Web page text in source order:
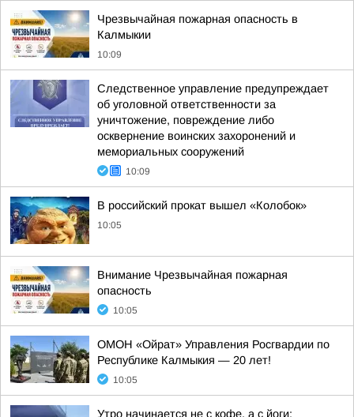
Чрезвычайная пожарная опасность в
Калмыкии
10:09
Следственное управление предупреждает
об уголовной ответственности за
уничтожение, повреждение либо
осквернение воинских захоронений и
мемориальных сооружений
10:09
В российский прокат вышел «Колобок»
10:05
Внимание Чрезвычайная пожарная
опасность
10:05
ОМОН «Ойрат» Управления Росгвардии по
Республике Калмыкия — 20 лет!
10:05
Утро начинается не с кофе, а с йоги: